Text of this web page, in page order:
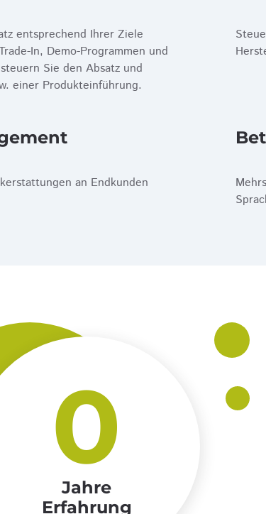
entsprechend Ihrer Ziele
In, Demo-Programmen und
Sie den Absatz und
einer Produkteinführung.
an Endkunden
0
Jahre
Erfahrung